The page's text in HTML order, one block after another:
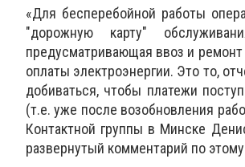
«Для бесперебойной работы
"дорожную карту"
предусматривающая ввоз и
оплаты электроэнергии. Это то,
добиваться, чтобы платежи
(т.е. уже после возобновления
Контактной группы в Минске
развернутый комментарий по